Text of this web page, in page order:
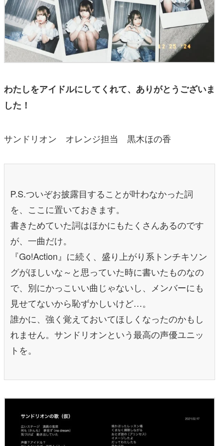
わたしをアイドルにしてくれて、ありがとうございま
した！
サンドリオン オレンジ担当 黒木ほの香
P.S.ついぞお披露目することが叶わなかった詞
を、ここに置いておきます。
書きためていた詞はほかにもたくさんあるのです
が、一曲だけ。
『Go!Action』に続く、盛り上がり系トンチキソン
グがほしいな～と思っていた時に書いたものなの
で、別にかっこいい曲じゃないし、メンバーにも
見せてないから恥ずかしいけど…。
誰かに、強く覚えておいてほしくなったのかもし
れません。サンドリオンという最高の声優ユニッ
トを。